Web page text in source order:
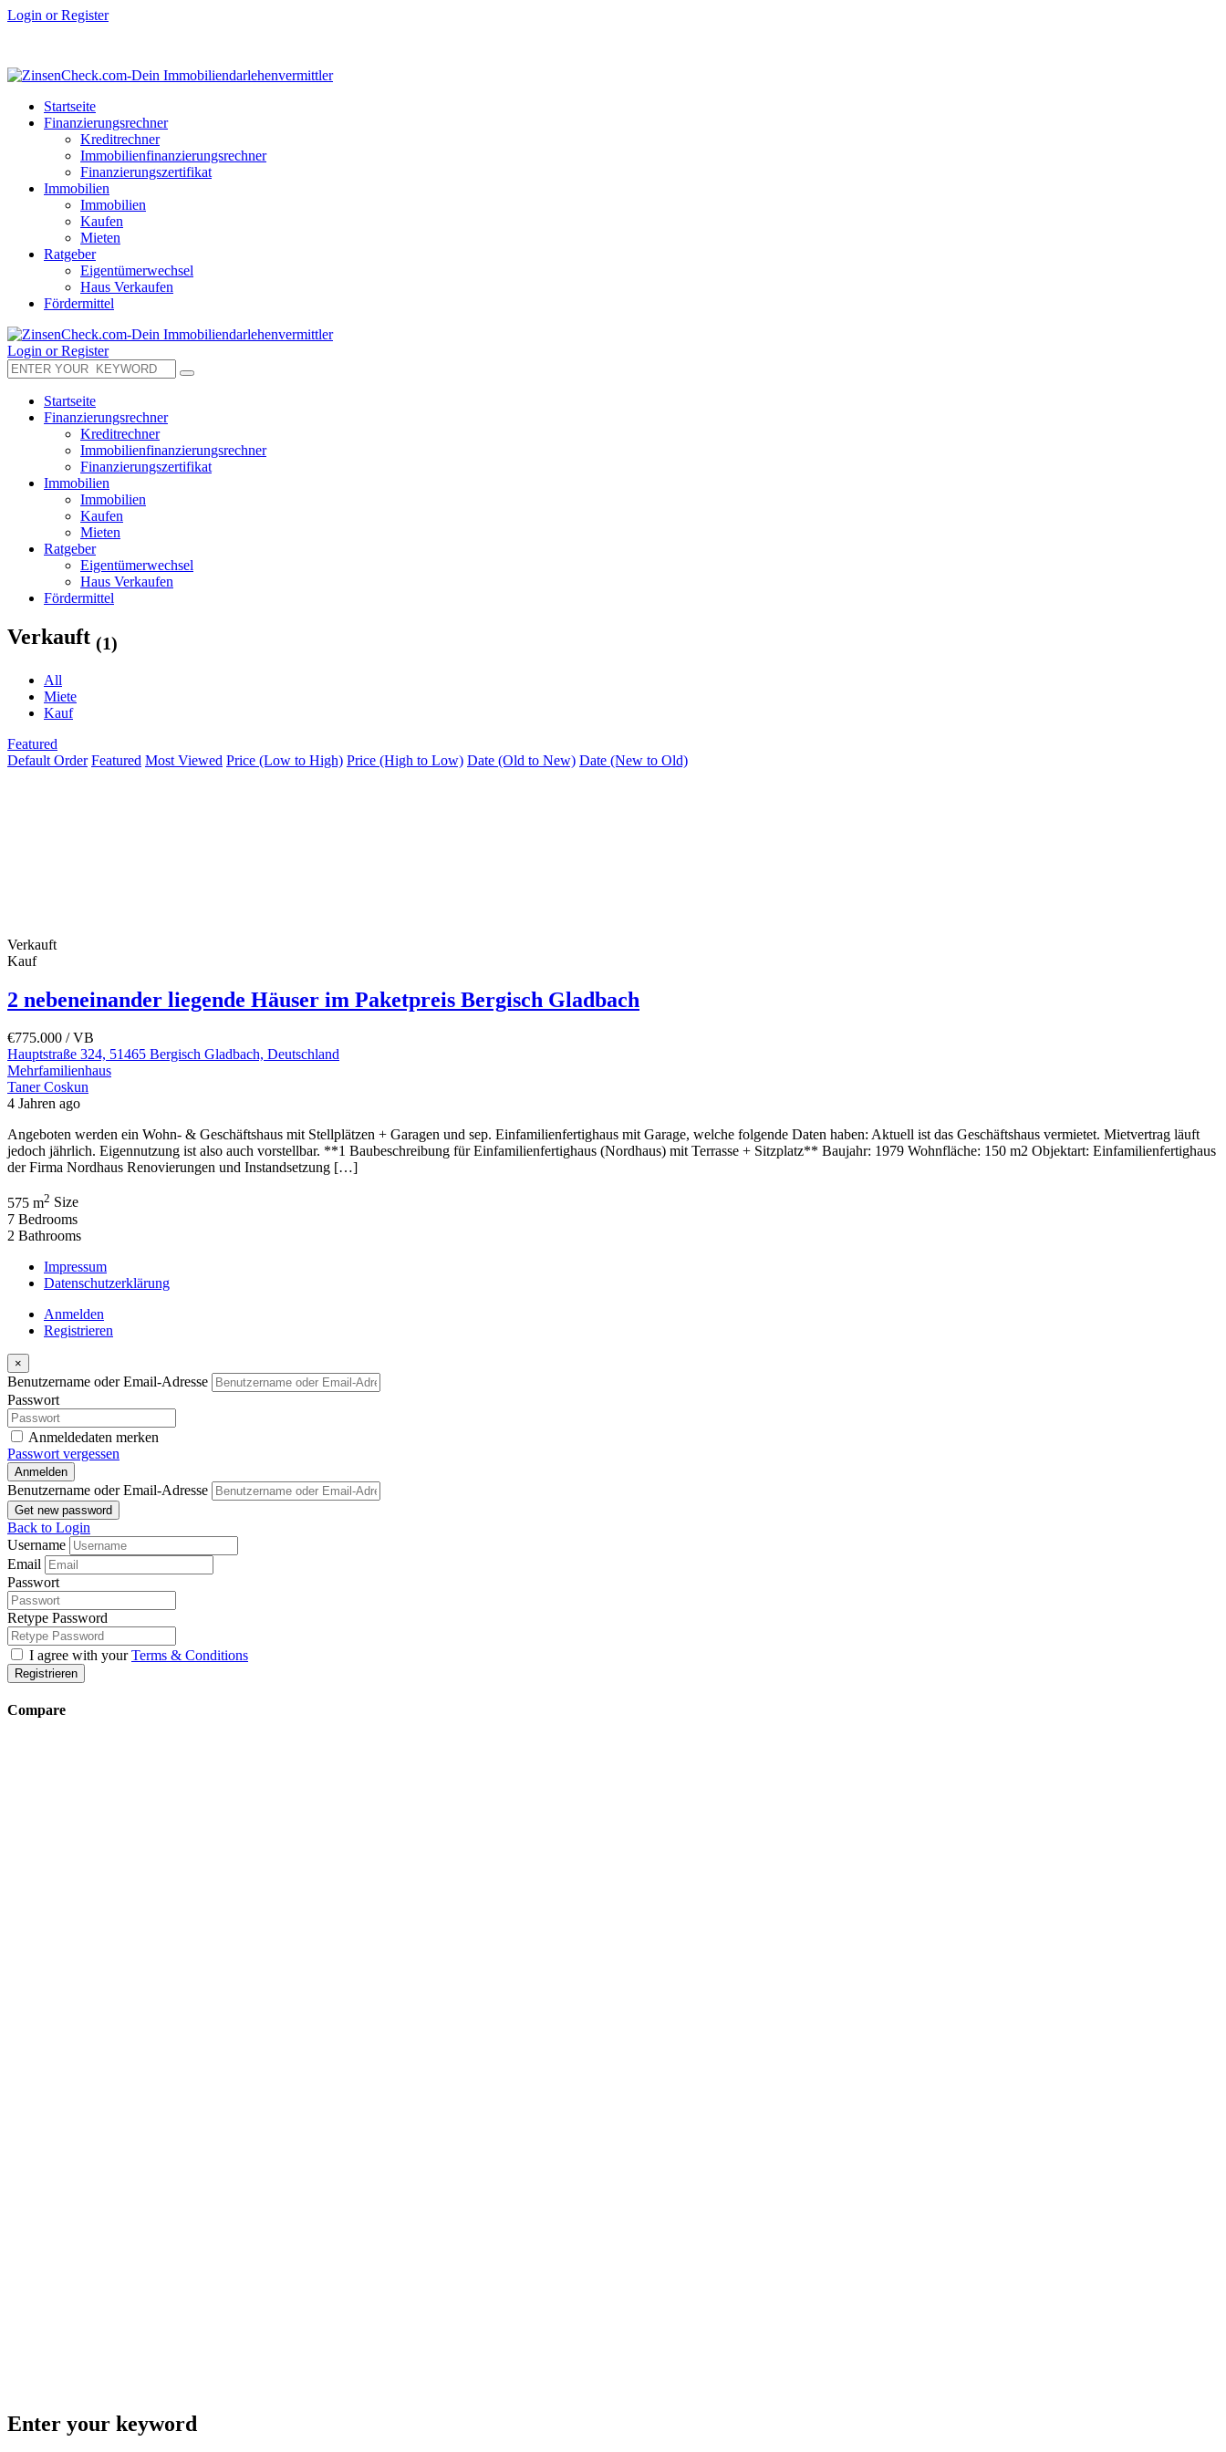
Login or Register
Startseite
Finanzierungsrechner
Kreditrechner
Immobilienfinanzierungsrechner
Finanzierungszertifikat
Immobilien
Immobilien
Kaufen
Mieten
Ratgeber
Eigentümerwechsel
Haus Verkaufen
Fördermittel
Login or Register
Startseite
Finanzierungsrechner
Kreditrechner
Immobilienfinanzierungsrechner
Finanzierungszertifikat
Immobilien
Immobilien
Kaufen
Mieten
Ratgeber
Eigentümerwechsel
Haus Verkaufen
Fördermittel
Verkauft (1)
All
Miete
Kauf
Featured
Default Order Featured Most Viewed Price (Low to High) Price (High to Low) Date (Old to New) Date (New to Old)
Verkauft
Kauf
2 nebeneinander liegende Häuser im Paketpreis Bergisch Gladbach
€775.000 / VB
Hauptstraße 324, 51465 Bergisch Gladbach, Deutschland
Mehrfamilienhaus
Taner Coskun
4 Jahren ago
Angeboten werden ein Wohn- & Geschäftshaus mit Stellplätzen + Garagen und sep. Einfamilienfertighaus mit Garage, welche folgende Daten haben: Aktuell ist das Geschäftshaus vermietet. Mietvertrag läuft
jedoch jährlich. Eigennutzung ist also auch vorstellbar. **1 Baubeschreibung für Einfamilienfertighaus (Nordhaus) mit Terrasse + Sitzplatz** Baujahr: 1979 Wohnfläche: 150 m2 Objektart: Einfamilienfertighaus
der Firma Nordhaus Renovierungen und Instandsetzung […]
575 m2 Size
7 Bedrooms
2 Bathrooms
Impressum
Datenschutzerklärung
Anmelden
Registrieren
×
Benutzername oder Email-Adresse
Passwort
Anmeldedaten merken
Passwort vergessen
Anmelden
Benutzername oder Email-Adresse
Get new password
Back to Login
Username
Email
Passwort
Retype Password
I agree with yourTerms & Conditions
Registrieren
Compare
Enter your keyword